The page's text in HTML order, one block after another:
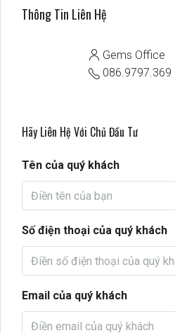
Thông Tin Liên Hệ
Gems Office
086.9797.369
Hãy Liên Hệ Với Chủ Đầu Tư
Tên của quý khách
Số điện thoại của quý khách
Email của quý khách